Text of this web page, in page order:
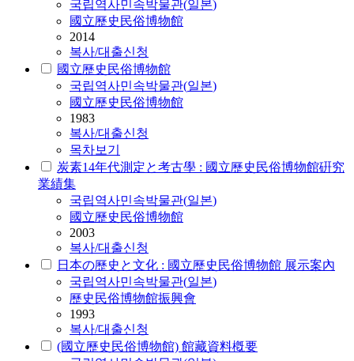
국립역사민속박물관(일본)
國立歷史民俗博物館
2014
복사/대출신청
國立歷史民俗博物館
국립역사민속박물관(일본)
國立歷史民俗博物館
1983
복사/대출신청
목차보기
炭素14年代測定と考古學 : 國立歷史民俗博物館硏究
業績集
국립역사민속박물관(일본)
國立歷史民俗博物館
2003
복사/대출신청
日本の歷史と文化 : 國立歷史民俗博物館 展示案內
국립역사민속박물관(일본)
歷史民俗博物館振興會
1993
복사/대출신청
(國立歷史民俗博物館) 館藏資料槪要